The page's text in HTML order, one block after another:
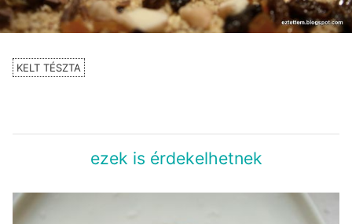
KELT TÉSZTA
ezek is érdekelhetnek